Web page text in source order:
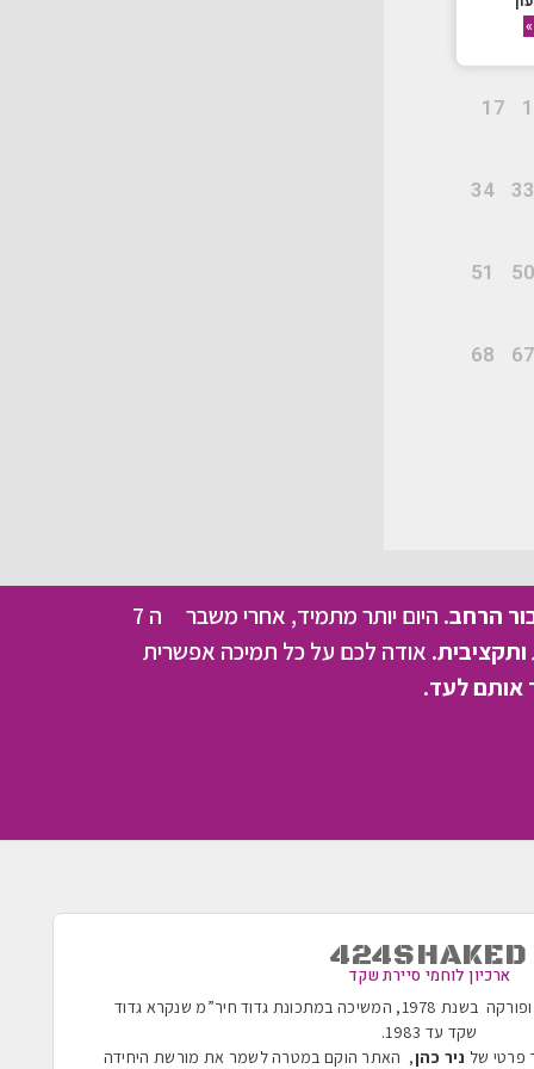
17
33
34
50
51
67
68
הרחב.
היום יותר מתמיד, אחרי משבר ה 7
אודה לכם על כל תמיכה אפשרית
אותם לעד.
424SHAKED
ארכיון לוחמי סיירת שקד
הוקמה בשנת 1955 ופורקה בשנת 1978, המשיכה במתכונת גדוד חיר”מ שנקרא גדוד
שקד עד 1983
.
פרטי של ניר כהן, האתר הוקם במטרה לשמר את מורשת היחידה